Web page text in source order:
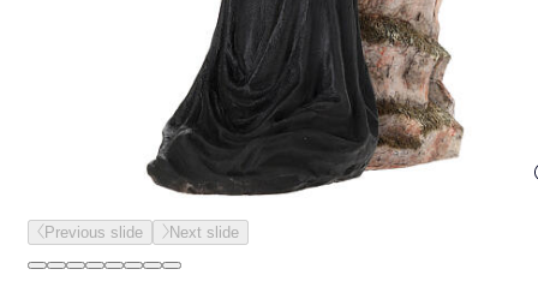
Previous slide Next slide